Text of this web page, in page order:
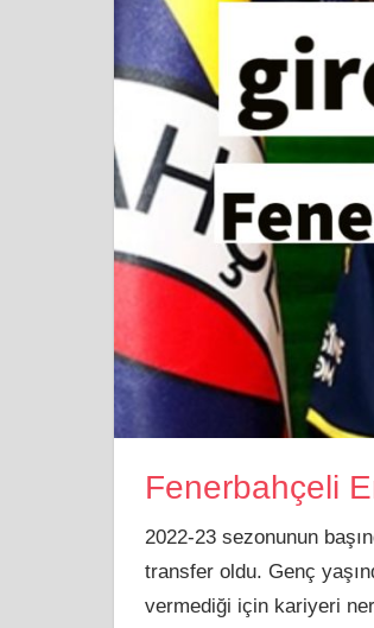
Fenerbahçeli
2022-23 sezonunun
transfer oldu. Genç
vermediği için kariyeri